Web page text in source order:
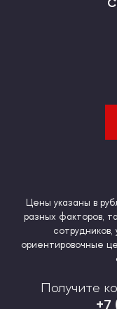
Цены указаны в
разных факторов,
ориентировочные
Получите
+7